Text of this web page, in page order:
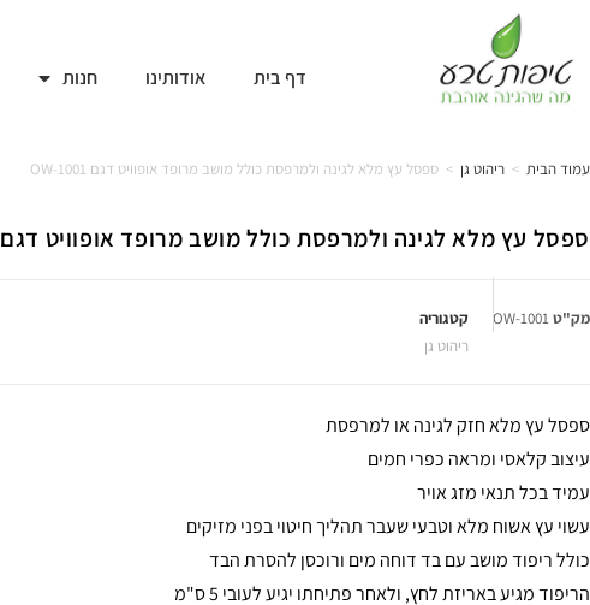
דף בית אודותינו חנות
עמוד הבית > ריהוט גן > ספסל עץ מלא לגינה ולמרפסת כולל מושב מרופד אופוויט דגם 1001-OW
ספסל עץ מלא לגינה ולמרפסת כולל מושב מרופד אופוויט דגם 1001-OW
מק"ט1001-OW
קטגוריה
ריהוט גן
ספסל עץ מלא חזק לגינה או למרפסת
עיצוב קלאסי ומראה כפרי חמים
עמיד בכל תנאי מזג אויר
עשוי עץ אשוח מלא וטבעי שעבר תהליך חיטוי בפני מזיקים
כולל ריפוד מושב עם בד דוחה מים ורוכסן להסרת הבד
הריפוד מגיע באריזת לחץ, ולאחר פתיחתו יגיע לעובי 5 ס"מ